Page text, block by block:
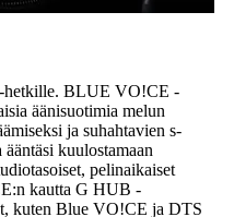
-hetkille. BLUE VO!CE -
äänisuotimia melun
ja suhahtavien s-
kuulostamaan
pelinaikaiset
kautta G HUB -
kuten Blue VO!CE ja DTS